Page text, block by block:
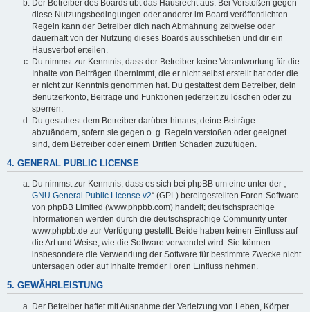
Der Betreiber des Boards übt das Hausrecht aus. Bei Verstößen gegen
diese Nutzungsbedingungen oder anderer im Board veröffentlichten
Regeln kann der Betreiber dich nach Abmahnung zeitweise oder
dauerhaft von der Nutzung dieses Boards ausschließen und dir ein
Hausverbot erteilen.
Du nimmst zur Kenntnis, dass der Betreiber keine Verantwortung für die
Inhalte von Beiträgen übernimmt, die er nicht selbst erstellt hat oder die
er nicht zur Kenntnis genommen hat. Du gestattest dem Betreiber, dein
Benutzerkonto, Beiträge und Funktionen jederzeit zu löschen oder zu
sperren.
Du gestattest dem Betreiber darüber hinaus, deine Beiträge
abzuändern, sofern sie gegen o. g. Regeln verstoßen oder geeignet
sind, dem Betreiber oder einem Dritten Schaden zuzufügen.
4. GENERAL PUBLIC LICENSE
Du nimmst zur Kenntnis, dass es sich bei phpBB um eine unter der „
GNU General Public License v2“ (GPL) bereitgestellten Foren-Software
von phpBB Limited (www.phpbb.com) handelt; deutschsprachige
Informationen werden durch die deutschsprachige Community unter
www.phpbb.de zur Verfügung gestellt. Beide haben keinen Einfluss auf
die Art und Weise, wie die Software verwendet wird. Sie können
insbesondere die Verwendung der Software für bestimmte Zwecke nicht
untersagen oder auf Inhalte fremder Foren Einfluss nehmen.
5. GEWÄHRLEISTUNG
Der Betreiber haftet mit Ausnahme der Verletzung von Leben, Körper